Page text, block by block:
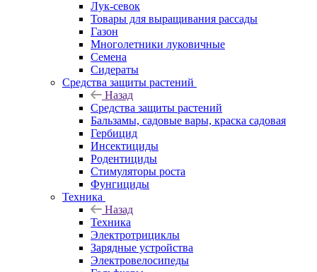
Лук-севок
Товары для выращивания рассады
Газон
Многолетники луковичные
Семена
Сидераты
Средства защиты растений
Назад
Средства защиты растений
Бальзамы, садовые вары, краска садовая
Гербицид
Инсектициды
Родентициды
Стимуляторы роста
Фунгициды
Техника
Назад
Техника
Электротрициклы
Зарядные устройства
Электровелосипеды